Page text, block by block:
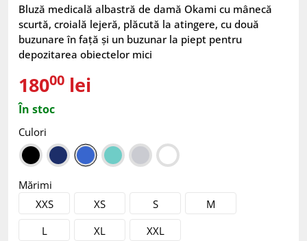
Bluză medicală albastră de damă Okami cu mânecă
scurtă, croială lejeră, plăcută la atingere, cu două
buzunare în față și un buzunar la piept pentru
depozitarea obiectelor mici
18000 lei
În stoc
Culori
Mărimi
XXS
XS S
M
L
XL XXL